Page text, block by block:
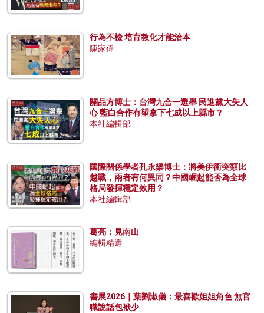
行為不檢 培育教化才能治本
陳家偉
關品方博士：台灣九合一選舉 民進黨大失人
心 藍白合作有望拿下七成以上縣市？
本社編輯部
國際關係學者孔永樂博士：將美伊衝突類比
越戰，兩者有何異同？中國崛起能否為全球
格局發揮穩定效用？
本社編輯部
葛亮：見南山
編輯精選
書展2026｜葉劉淑儀：最喜歡姐姐角色 無官
職說話包袱少